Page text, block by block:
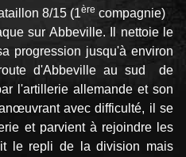
8/15 (1ère compagnie)
sur Abbeville. Il nettoie le
progression jusqu'à environ
d'Abbeville au sud de
l'artillerie allemande et son
avec difficulté, il se
et parvient à rejoindre les
le repli de la division mais